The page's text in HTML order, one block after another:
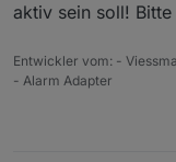
aktiv sein soll!
Entwickler vom: -
- Alarm Adapter